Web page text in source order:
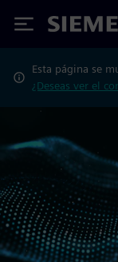
Siemens
Esta página se
¿Deseas ver el